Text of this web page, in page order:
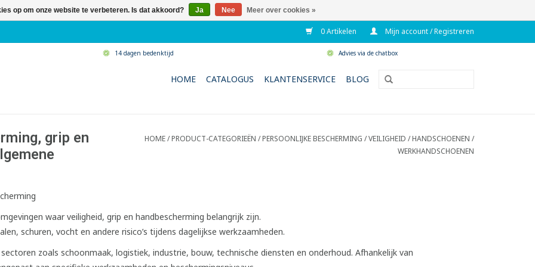
0 Artikelen Mijn account / Registreren
14 dagen bedenktijd Advies via de chatbox
HOME CATALOGUS KLANTENSERVICE BLOG
grip en
HOME/PRODUCT-CATEGORIEËN /PERSOONLIJKE BESCHERMING / VEILIGHEID /HANDSCHOENEN /
WERKHANDSCHOENEN
waar veiligheid, grip en handbescherming belangrijk zijn.
schuren, vocht en andere risico’s tijdens dagelijkse werkzaamheden.
zoals schoonmaak, logistiek, industrie, bouw, technische diensten en onderhoud. Afhankelijk van
op om onze website te verbeteren. Is dat akkoord? Ja Nee Meer over cookies »